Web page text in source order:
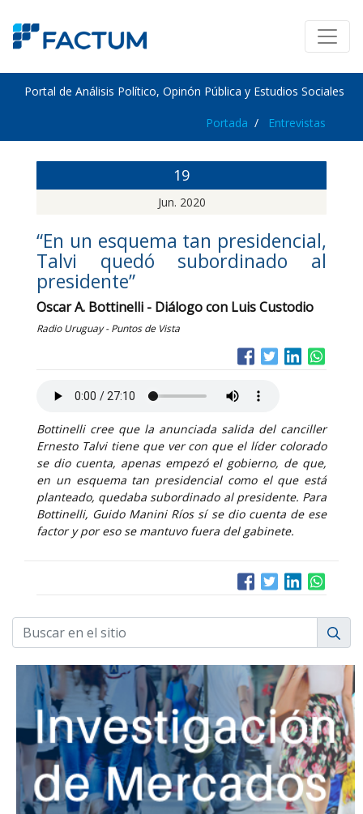
Portal de Análisis Político, Opinón Pública y Estudios Sociales
Portada Entrevistas
19
Jun. 2020
“En un esquema tan presidencial,
Talvi quedó subordinado al
presidente”
Oscar A. Bottinelli - Diálogo con Luis Custodio
Radio Uruguay - Puntos de Vista
Bottinelli cree que la anunciada salida del canciller
Ernesto Talvi tiene que ver con que el líder colorado
se dio cuenta, apenas empezó el gobierno, de que,
en un esquema tan presidencial como el que está
planteado, quedaba subordinado al presidente. Para
Bottinelli, Guido Manini Ríos sí se dio cuenta de ese
factor y por eso se mantuvo fuera del gabinete.